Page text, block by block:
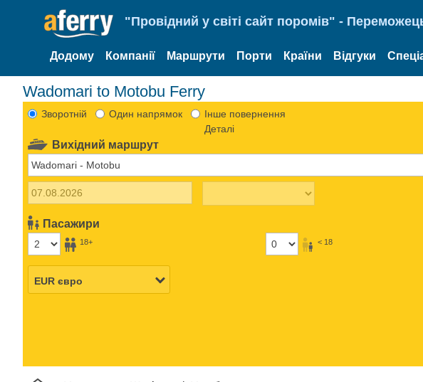
"Провідний у світі сайт поромів" -
Додому Компанії Маршрути Порти Країни Відгуки
Wadomari to Motobu Ferry
Зворотній Один напрямок
Інше повернення
Деталі
Вихідний маршрут
Пасажири
18+ < 18